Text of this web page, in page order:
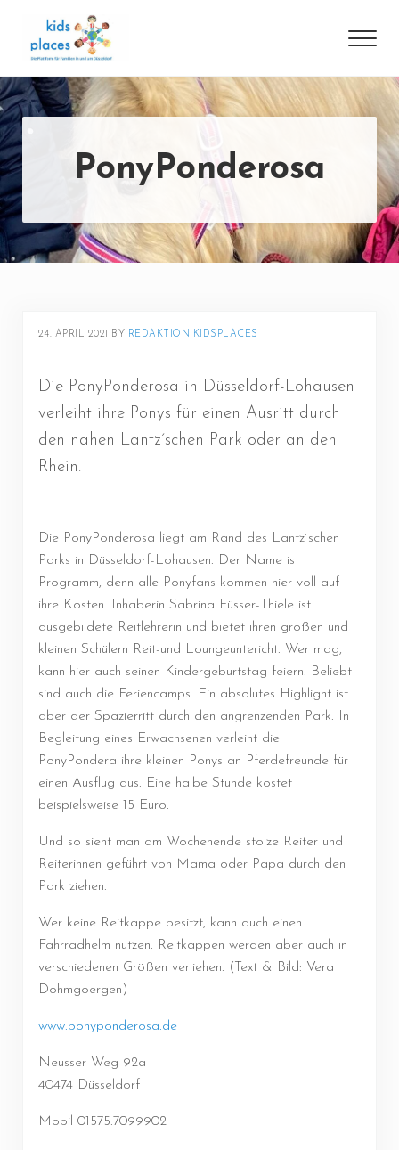
kidsplaces
PonyPonderosa
24. APRIL 2021 BY REDAKTION KIDSPLACES
Die PonyPonderosa in Düsseldorf-Lohausen
verleiht ihre Ponys für einen Ausritt durch
den nahen Lantz´schen Park oder an den
Rhein.
Die PonyPonderosa liegt am Rand des Lantz´schen
Parks in Düsseldorf-Lohausen. Der Name ist
Programm, denn alle Ponyfans kommen hier voll auf
ihre Kosten. Inhaberin Sabrina Füsser-Thiele ist
ausgebildete Reitlehrerin und bietet ihren großen und
kleinen Schülern Reit-und Loungeuntericht. Wer mag,
kann hier auch seinen Kindergeburtstag feiern. Beliebt
sind auch die Feriencamps. Ein absolutes Highlight ist
aber der Spazierritt durch den angrenzenden Park. In
Begleitung eines Erwachsenen verleiht die
PonyPondera ihre kleinen Ponys an Pferdefreunde für
einen Ausflug aus. Eine halbe Stunde kostet
beispielsweise 15 Euro.
Und so sieht man am Wochenende stolze Reiter und
Reiterinnen geführt von Mama oder Papa durch den
Park ziehen.
Wer keine Reitkappe besitzt, kann auch einen
Fahrradhelm nutzen. Reitkappen werden aber auch in
verschiedenen Größen verliehen. (Text & Bild: Vera
Dohmgoergen)
www.ponyponderosa.de
Neusser Weg 92a
40474 Düsseldorf
Mobil 01575.7099902